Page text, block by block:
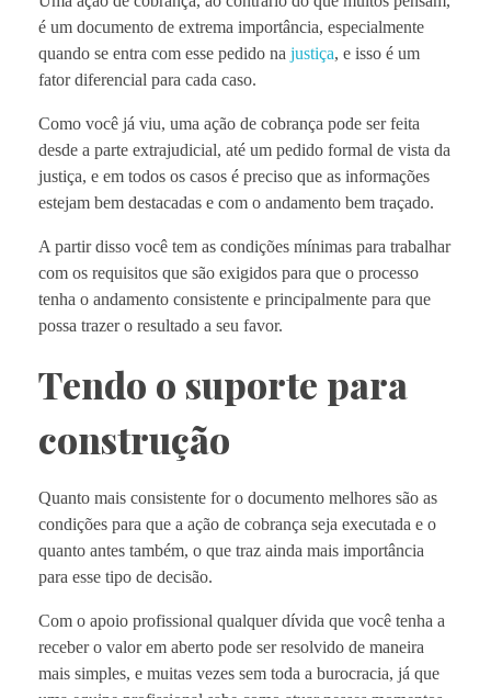
é um documento de extrema importância, especialmente
quando se entra com esse pedido na justiça, e isso é um
fator diferencial para cada caso.
Como você já viu, uma ação de cobrança pode ser feita
desde a parte extrajudicial, até um pedido formal de vista da
justiça, e em todos os casos é preciso que as informações
estejam bem destacadas e com o andamento bem traçado.
A partir disso você tem as condições mínimas para trabalhar
com os requisitos que são exigidos para que o processo
tenha o andamento consistente e principalmente para que
possa trazer o resultado a seu favor.
Tendo o suporte para
construção
Quanto mais consistente for o documento melhores são as
condições para que a ação de cobrança seja executada e o
quanto antes também, o que traz ainda mais importância
para esse tipo de decisão.
Com o apoio profissional qualquer dívida que você tenha a
receber o valor em aberto pode ser resolvido de maneira
mais simples, e muitas vezes sem toda a burocracia, já que